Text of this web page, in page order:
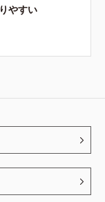
やすい